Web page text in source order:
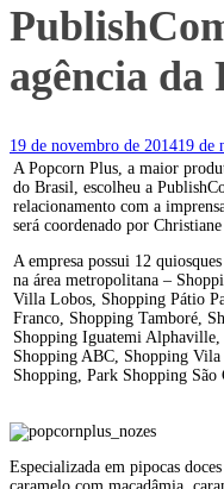
agência da
19 de novembro de 201419 de
A Popcorn Plus, a maior
do Brasil, escolheu a
relacionamento com a
será coordenado por
A empresa possui 12
na área metropolitana –
Villa Lobos, Shopping Pátio
Franco, Shopping Tamboré,
Shopping Iguatemi Alphaville,
Shopping ABC, Shopping
Shopping, Park Shopping São
Especializada em pipocas